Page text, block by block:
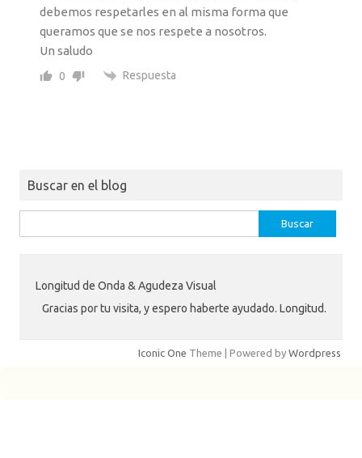
debemos respetarles en al misma forma que
queramos que se nos respete a nosotros.
Un saludo
0 Respuesta
Buscar en el blog
Longitud de Onda & Agudeza Visual
Gracias por tu visita, y espero haberte ayudado. Longitud.
Iconic One Theme | Powered by Wordpress